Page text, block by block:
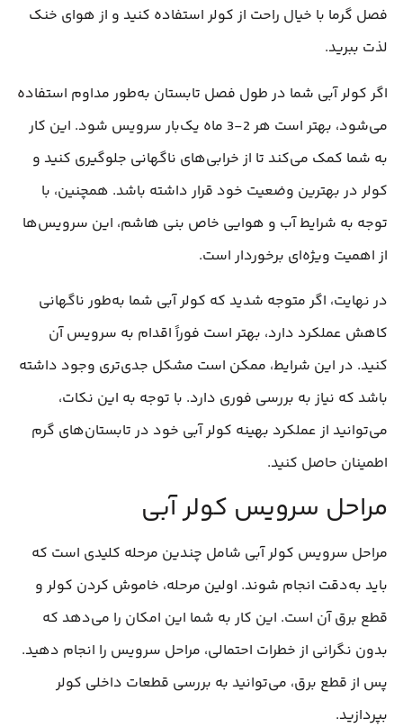
فصل گرما با خیال راحت از کولر استفاده کنید و از هوای خنک
لذت ببرید.
اگر کولر آبی شما در طول فصل تابستان به‌طور مداوم استفاده
می‌شود، بهتر است هر 2-3 ماه یک‌بار سرویس شود. این کار
به شما کمک می‌کند تا از خرابی‌های ناگهانی جلوگیری کنید و
کولر در بهترین وضعیت خود قرار داشته باشد. همچنین، با
توجه به شرایط آب و هوایی خاص بنی هاشم، این سرویس‌ها
از اهمیت ویژه‌ای برخوردار است.
در نهایت، اگر متوجه شدید که کولر آبی شما به‌طور ناگهانی
کاهش عملکرد دارد، بهتر است فوراً اقدام به سرویس آن
کنید. در این شرایط، ممکن است مشکل جدی‌تری وجود داشته
باشد که نیاز به بررسی فوری دارد. با توجه به این نکات،
می‌توانید از عملکرد بهینه کولر آبی خود در تابستان‌های گرم
اطمینان حاصل کنید.
مراحل سرویس کولر آبی
مراحل سرویس کولر آبی شامل چندین مرحله کلیدی است که
باید به‌دقت انجام شوند. اولین مرحله، خاموش کردن کولر و
قطع برق آن است. این کار به شما این امکان را می‌دهد که
بدون نگرانی از خطرات احتمالی، مراحل سرویس را انجام دهید.
پس از قطع برق، می‌توانید به بررسی قطعات داخلی کولر
بپردازید.